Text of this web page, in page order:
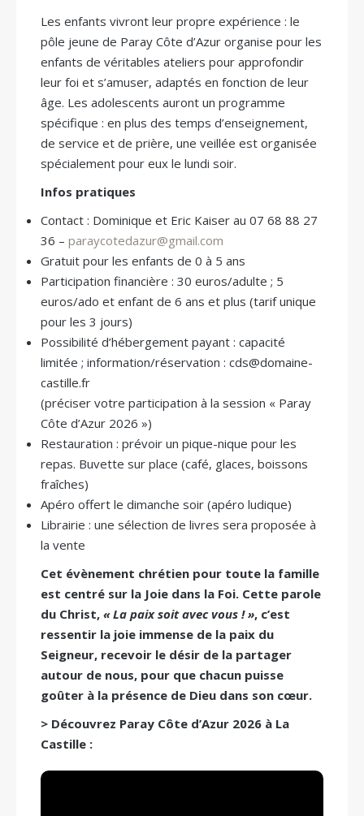
Les enfants vivront leur propre expérience : le
pôle jeune de Paray Côte d’Azur organise pour les
enfants de véritables ateliers pour approfondir
leur foi et s’amuser, adaptés en fonction de leur
âge. Les adolescents auront un programme
spécifique : en plus des temps d’enseignement,
de service et de prière, une veillée est organisée
spécialement pour eux le lundi soir.
Infos pratiques
Contact : Dominique et Eric Kaiser au 07 68 88 27
36 – paraycotedazur@gmail.com
Gratuit pour les enfants de 0 à 5 ans
Participation financière : 30 euros/adulte ; 5
euros/ado et enfant de 6 ans et plus (tarif unique
pour les 3 jours)
Possibilité d’hébergement payant : capacité
limitée ; information/réservation : cds@domaine-
castille.fr
(préciser votre participation à la session « Paray
Côte d’Azur 2026 »)
Restauration : prévoir un pique-nique pour les
repas. Buvette sur place (café, glaces, boissons
fraîches)
Apéro offert le dimanche soir (apéro ludique)
Librairie : une sélection de livres sera proposée à
la vente
Cet évènement chrétien pour toute la famille
est centré sur la Joie dans la Foi. Cette parole
du Christ, « La paix soit avec vous ! », c’est
ressentir la joie immense de la paix du
Seigneur, recevoir le désir de la partager
autour de nous, pour que chacun puisse
goûter à la présence de Dieu dans son cœur.
> Découvrez Paray Côte d’Azur 2026 à La
Castille :